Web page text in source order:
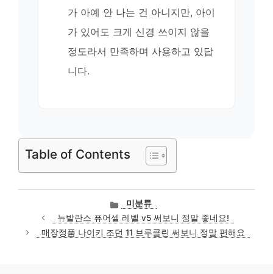
가 아예 안 나는 건 아니지만, 아이
가 있어도 크게 신경 쓰이지 않을
정도라서 만족하며 사용하고 있답
니다.
Table of Contents
카
테
고
리
미분류
뉴발란스 퓨어셀 레벨 v5 써보니 정말 좋네요!
매장정품 나이키 조던 11 브루클린 써보니 정말 편해요